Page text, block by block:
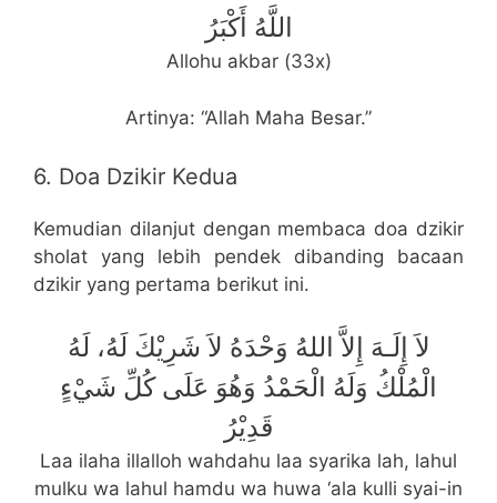
اللَّهُ أَكْبَرُ
Allohu akbar (33x)
Artinya: “Allah Maha Besar.”
6. Doa Dzikir Kedua
Kemudian dilanjut dengan membaca doa dzikir
sholat yang lebih pendek dibanding bacaan
dzikir yang pertama berikut ini.
لاَ إِلَـهَ إِلاَّ اللهُ وَحْدَهُ لاَ شَرِيْكَ لَهُ، لَهُ
الْمُلْكُ وَلَهُ الْحَمْدُ وَهُوَ عَلَى كُلِّ شَيْءٍ
قَدِيْرُ
Laa ilaha illalloh wahdahu laa syarika lah, lahul
mulku wa lahul hamdu wa huwa ‘ala kulli syai-in